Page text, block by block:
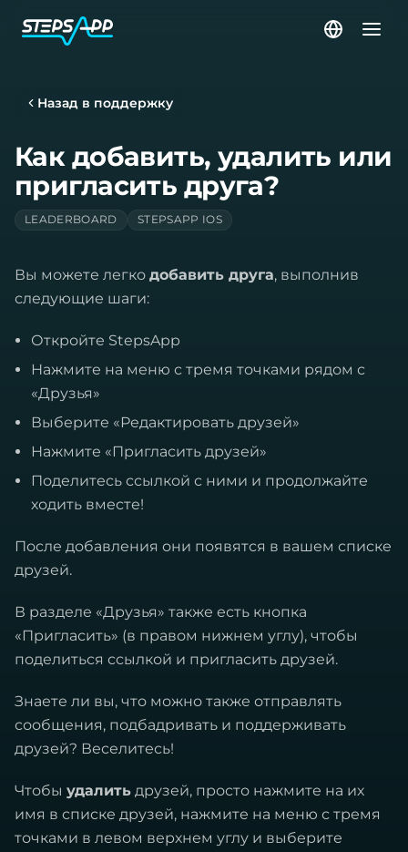
Назад в поддержку
Как добавить, удалить или
пригласить друга?
LEADERBOARD STEPSAPP IOS
Вы можете легко добавить друга, выполнив
следующие шаги:
Откройте StepsApp
Нажмите на меню с тремя точками рядом с
«Друзья»
Выберите «Редактировать друзей»
Нажмите «Пригласить друзей»
Поделитесь ссылкой с ними и продолжайте
ходить вместе!
После добавления они появятся в вашем списке
друзей.
В разделе «Друзья» также есть кнопка
«Пригласить» (в правом нижнем углу), чтобы
поделиться ссылкой и пригласить друзей.
Знаете ли вы, что можно также отправлять
сообщения, подбадривать и поддерживать
друзей? Веселитесь!
Чтобы удалить друзей, просто нажмите на их
имя в списке друзей, нажмите на меню с тремя
точками в левом верхнем углу и выберите